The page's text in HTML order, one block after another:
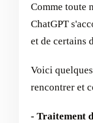
Comme toute
ChatGPT
et de certains
Voici
rencontrer et
- Traitement